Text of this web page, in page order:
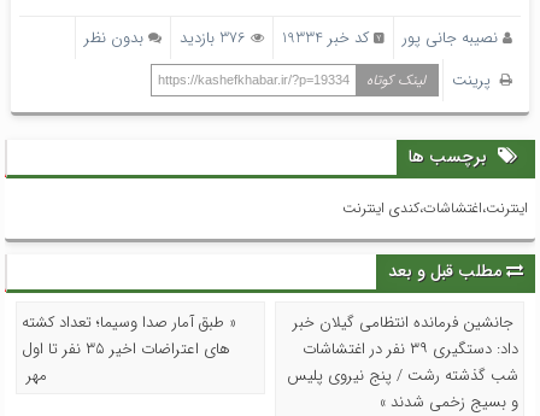
نصیبه جانی پور کد خبر 19334 376 بازدید
بدون نظر
پرینت
لینک کوتاه https://kashefkhabar.ir/?p=19334
برچسب ها
اینترنت،اغتشاشات،کندی اینترنت
مطلب قبل و بعد
جانشین فرمانده انتظامی گیلان خبر
داد: دستگیری ۳۹ نفر در اغتشاشات
شب گذشته رشت / پنج نیروی پلیس
و بسیج زخمی شدند »
« طبق آمار صدا وسیما؛ تعداد کشته
های اعتراضات اخیر ۳۵ نفر تا اول
مهر